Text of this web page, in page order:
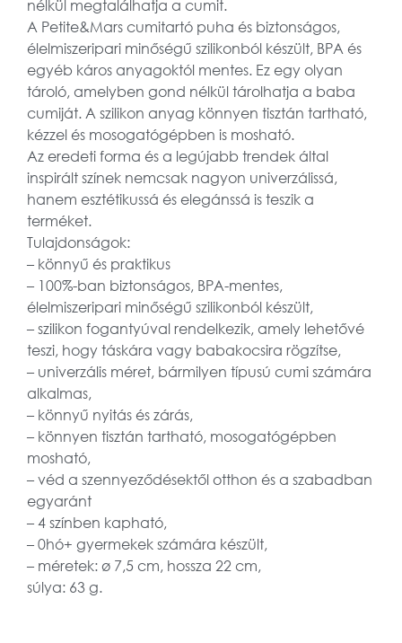
nélkül megtalálhatja a cumit.
A Petite&Mars cumitartó puha és biztonságos,
élelmiszeripari minőségű szilikonból készült, BPA és
egyéb káros anyagoktól mentes. Ez egy olyan
tároló, amelyben gond nélkül tárolhatja a baba
cumiját. A szilikon anyag könnyen tisztán tartható,
kézzel és mosogatógépben is mosható.
Az eredeti forma és a legújabb trendek által
inspirált színek nemcsak nagyon univerzálissá,
hanem esztétikussá és elegánssá is teszik a
terméket.
Tulajdonságok:
– könnyű és praktikus
– 100%-ban biztonságos, BPA-mentes,
élelmiszeripari minőségű szilikonból készült,
– szilikon fogantyúval rendelkezik, amely lehetővé
teszi, hogy táskára vagy babakocsira rögzítse,
– univerzális méret, bármilyen típusú cumi számára
alkalmas,
– könnyű nyitás és zárás,
– könnyen tisztán tartható, mosogatógépben
mosható,
– véd a szennyeződésektől otthon és a szabadban
egyaránt
– 4 színben kapható,
– 0hó+ gyermekek számára készült,
– méretek: ø 7,5 cm, hossza 22 cm,
súlya: 63 g.